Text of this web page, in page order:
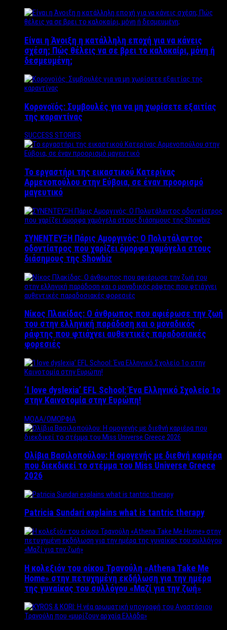
Είναι η Άνοιξη η κατάλληλη εποχή για να κάνεις
σχέση; Πώς θέλεις να σε βρει το καλοκαίρι, μόνη ή
δεσμευμένη;
Κορονοϊός: Συμβουλές για να μη χωρίσετε εξαιτίας
της καραντίνας
SUCCESS STORIES
Το εργαστήρι της εικαστικού Κατερίνας
Αρμενοπούλου στην Εύβοια, σε έναν προορισμό
μαγευτικό
ΣΥΝΕΝΤΕΥΞΗ Πάρις Αμοργινός: O Πολυτάλαντος
οδοντίατρος που χαρίζει όμορφα χαμόγελα στους
διάσημους της Showbiz
Νίκος Πλακίδας: O άνθρωπος που αφιέρωσε την ζωή
του στην ελληνική παράδοση και ο μοναδικός
ράφτης που φτιάχνει αυθεντικές παραδοσιακές
φορεσιές
‘Ι love dyslexia’ EFL School: Ένα Ελληνικό Σχολείo 1ο
στην Καινοτομία στην Ευρώπη!
ΜΟΔΑ/ΟΜΟΡΦΙΑ
Ολίβια Βασιλοπούλου: Η ομογενής με διεθνή καριέρα
που διεκδικεί το στέμμα του Miss Universe Greece
2026
Patricia Sundari explains what is tantric therapy
Η κολεξιόν του οίκου Τρανούλη «Athena Take Me
Home» στην πετυχημένη εκδήλωση για την ημέρα
της γυναίκας του συλλόγου «Μαζί για την ζωή»